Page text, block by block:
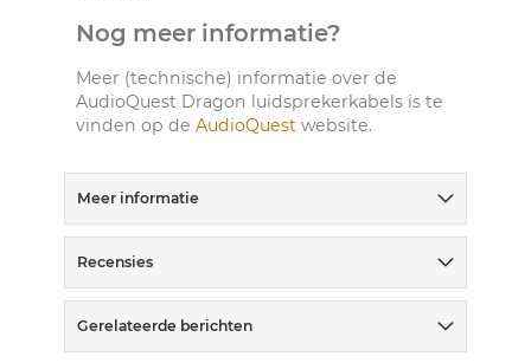
Nog meer informatie?
Meer (technische) informatie over de
AudioQuest Dragon luidsprekerkabels is te
vinden op de AudioQuest website.
Meer informatie
Recensies
Gerelateerde berichten